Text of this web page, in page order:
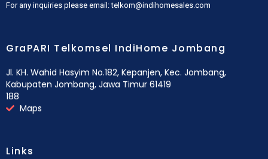
For any inquiries please email: telkom@indihomesales.com
GraPARI Telkomsel IndiHome Jombang
Jl. KH. Wahid Hasyim No.182, Kepanjen, Kec. Jombang,
Kabupaten Jombang, Jawa Timur 61419
188
Maps
Links